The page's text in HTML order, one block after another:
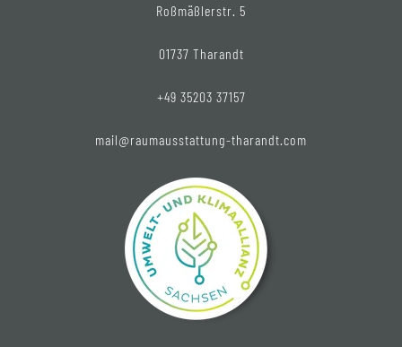
Roßmäßlerstr. 5
01737 Tharandt
+49 35203 37157
mail@raumausstattung-tharandt.com